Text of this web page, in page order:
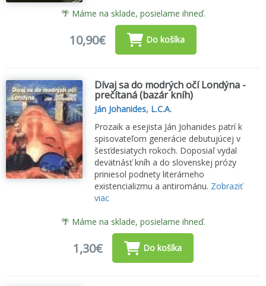
🌴 Máme na sklade, posielame ihneď.
10,90€ Do košíka
Dívaj sa do modrých očí Londýna -
prečítaná (bazár kníh)
Ján Johanides, L.C.A.
Prozaik a esejista Ján Johanides patrí k
spisovateľom generácie debutujúcej v
šesťdesiatych rokoch. Doposiaľ vydal
devätnásť kníh a do slovenskej prózy
priniesol podnety literárneho
existencializmu a antirománu. Zobraziť
viac
🌴 Máme na sklade, posielame ihneď.
1,30€ Do košíka